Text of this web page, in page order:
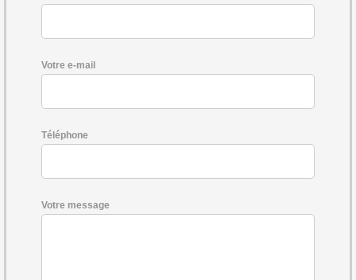
Votre e-mail
Téléphone
Votre message